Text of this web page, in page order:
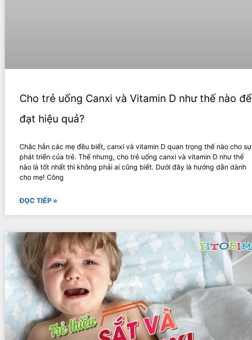
Cho trẻ uống Canxi và Vitamin D như thế nào để
đạt hiệu quả?
Chắc hẳn các mẹ đều biết, canxi và vitamin D quan trọng thế nào cho sự
phát triển của trẻ. Thế nhưng, cho trẻ uống canxi và vitamin D như thế
nào là tốt nhất thì không phải ai cũng biết. Dưới đây là hướng dẫn dành
cho mẹ! Công
ĐỌC TIẾP »